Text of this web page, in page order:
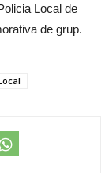
Local de
de grup.